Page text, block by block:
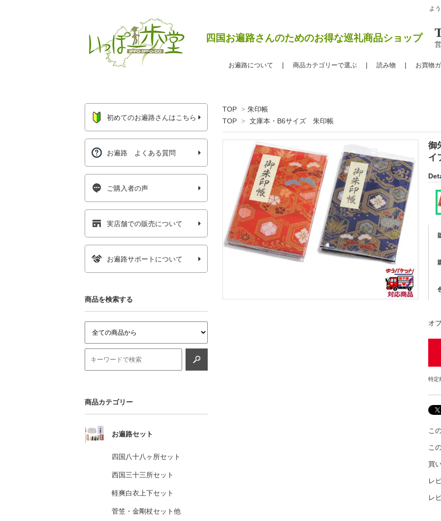
よ
四国お遍路さんのためのお得な巡礼商品ショップ
お遍路について 商品カテゴリーで選ぶ 読み物 お買物
TOP > 朱印帳
TOP > 文庫本・B6サイズ 朱印帳
御
イ
オ
特定
こ
こ
買
レ
レ
初めてのお遍路さんはこちら
お遍路 よくある質問
ご購入者の声
実店舗での販売について
お遍路サポートについて
商品を検索する
商品カテゴリー
お遍路セット
四国八十八ヶ所セット
西国三十三所セット
軽爽白衣上下セット
菅笠・金剛杖セット他